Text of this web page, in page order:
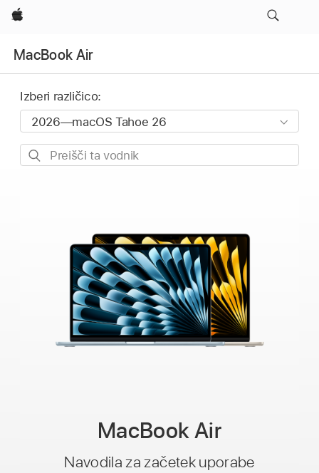
Apple
MacBook Air
Izberi različico:
Preišči
MacBook Air
Navodila za začetek uporabe